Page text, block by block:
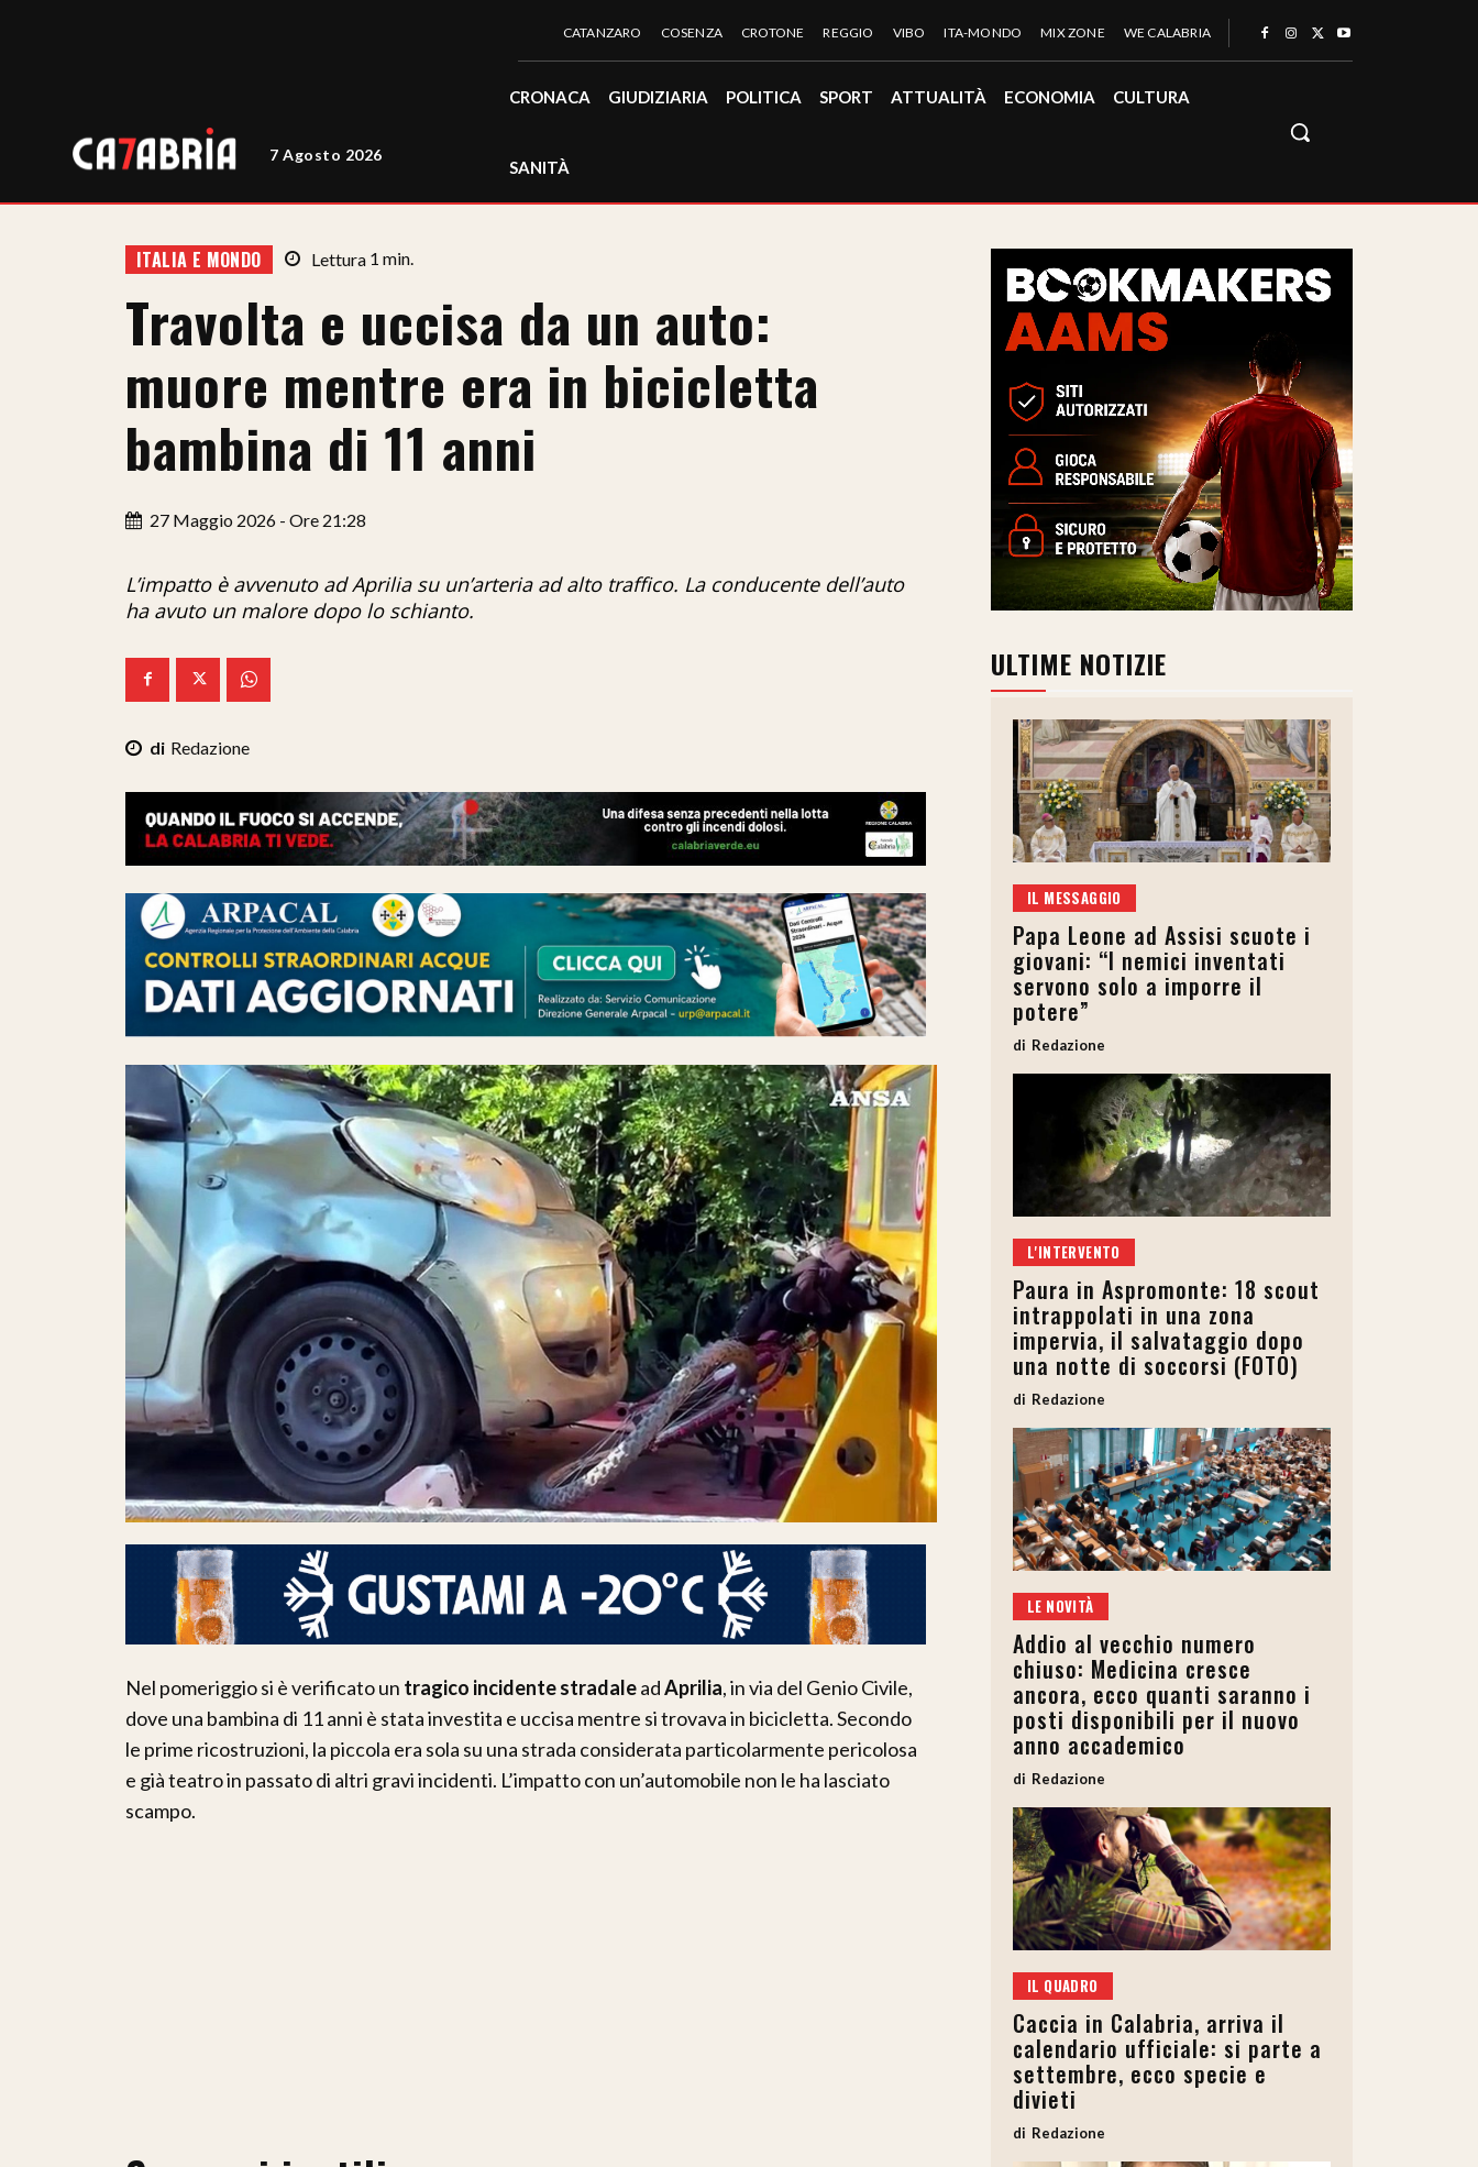
7 Agosto 2026
CATANZARO COSENZA CROTONE REGGIO VIBO ITA-MONDO MIX ZONE WE CALABRIA
CRONACA GIUDIZIARIA POLITICA SPORT ATTUALITÀ ECONOMIA CULTURA
SANITÀ
ITALIA E MONDO Lettura 1 min.
Travolta e uccisa da un auto:
muore mentre era in bicicletta
bambina di 11 anni
27 Maggio 2026 - Ore 21:28
L’impatto è avvenuto ad Aprilia su un’arteria ad alto traffico. La conducente dell’auto
ha avuto un malore dopo lo schianto.
Redazione
Nel pomeriggio si è verificato un tragico incidente stradaleadAprilia, in via del Genio Civile,
dove una bambina di 11 anni è stata investita e uccisa mentre si trovava in bicicletta. Secondo
le prime ricostruzioni, la piccola era sola su una strada considerata particolarmente pericolosa
e già teatro in passato di altri gravi incidenti. L’impatto con un’automobile non le ha lasciato
scampo.
ULTIME NOTIZIE
IL MESSAGGIO
Papa Leone ad Assisi scuote i
giovani: “I nemici inventati
servono solo a imporre il
potere”
Redazione
L'INTERVENTO
Paura in Aspromonte: 18 scout
intrappolati in una zona
impervia, il salvataggio dopo
una notte di soccorsi (FOTO)
Redazione
LE NOVITÀ
Addio al vecchio numero
chiuso: Medicina cresce
ancora, ecco quanti saranno i
posti disponibili per il nuovo
anno accademico
Redazione
IL QUADRO
Caccia in Calabria, arriva il
calendario ufficiale: si parte a
settembre, ecco specie e
divieti
Redazione